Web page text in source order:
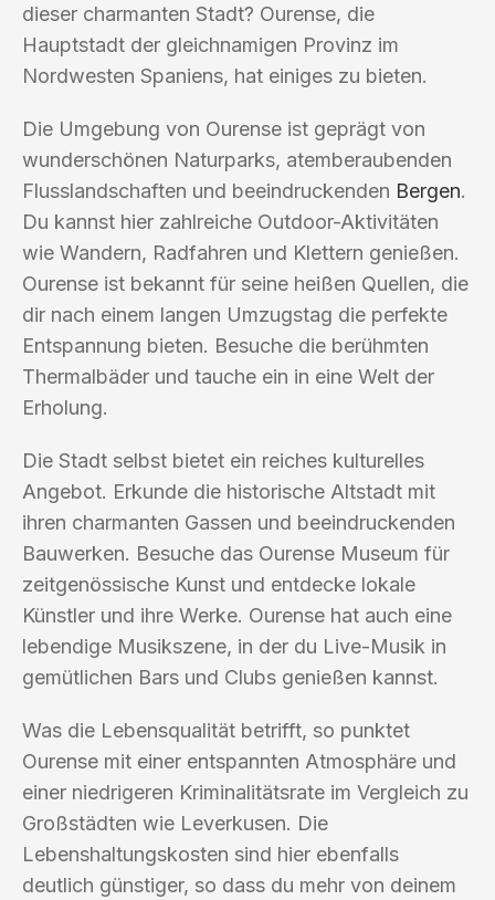
dieser charmanten Stadt? Ourense, die
Hauptstadt der gleichnamigen Provinz im
Nordwesten Spaniens, hat einiges zu bieten.
Die Umgebung von Ourense ist geprägt von
wunderschönen Naturparks, atemberaubenden
Flusslandschaften und beeindruckenden Bergen.
Du kannst hier zahlreiche Outdoor-Aktivitäten
wie Wandern, Radfahren und Klettern genießen.
Ourense ist bekannt für seine heißen Quellen, die
dir nach einem langen Umzugstag die perfekte
Entspannung bieten. Besuche die berühmten
Thermalbäder und tauche ein in eine Welt der
Erholung.
Die Stadt selbst bietet ein reiches kulturelles
Angebot. Erkunde die historische Altstadt mit
ihren charmanten Gassen und beeindruckenden
Bauwerken. Besuche das Ourense Museum für
zeitgenössische Kunst und entdecke lokale
Künstler und ihre Werke. Ourense hat auch eine
lebendige Musikszene, in der du Live-Musik in
gemütlichen Bars und Clubs genießen kannst.
Was die Lebensqualität betrifft, so punktet
Ourense mit einer entspannten Atmosphäre und
einer niedrigeren Kriminalitätsrate im Vergleich zu
Großstädten wie Leverkusen. Die
Lebenshaltungskosten sind hier ebenfalls
deutlich günstiger, so dass du mehr von deinem